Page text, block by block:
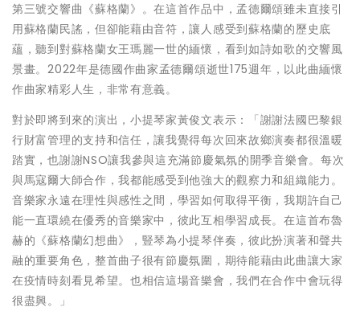
第三號交響曲《蘇格蘭》。在這首作品中，孟德爾頌雖未直接引
用蘇格蘭民謠，但卻能藉由音符，讓人感受到蘇格蘭的歷史底
蘊，聽到對蘇格蘭女王瑪麗一世的緬懷，看到如詩如歌的交響風
景畫。2022年是德國作曲家孟德爾頌逝世175週年，以此曲緬懷
作曲家精彩人生，非常有意義。
對於即將到來的演出，小提琴家黃俊文表示：「謝謝法國巴黎銀
行財富管理的支持和信任，讓我覺得每次回來故鄉演奏都很溫暖
踏實，也謝謝NSO讓我參與這充滿節慶氣氛的開季音樂會。每次
與馬寇爾大師合作，我都能感受到他強大的觀察力和組織能力。
音樂家永遠在理性與感性之間，學習如何取得平衡，我期許自己
能一直環繞在優秀的音樂家中，彼此互相學習成長。在這首布魯
赫的《蘇格蘭幻想曲》，豎琴為小提琴伴奏，彼此扮演著和聲共
融的重要角色，整首曲子很有節慶氛圍，期待能藉由此曲讓大家
在疫情時刻看見希望。也相信這場音樂會，我們在合作中會玩得
很盡興。」